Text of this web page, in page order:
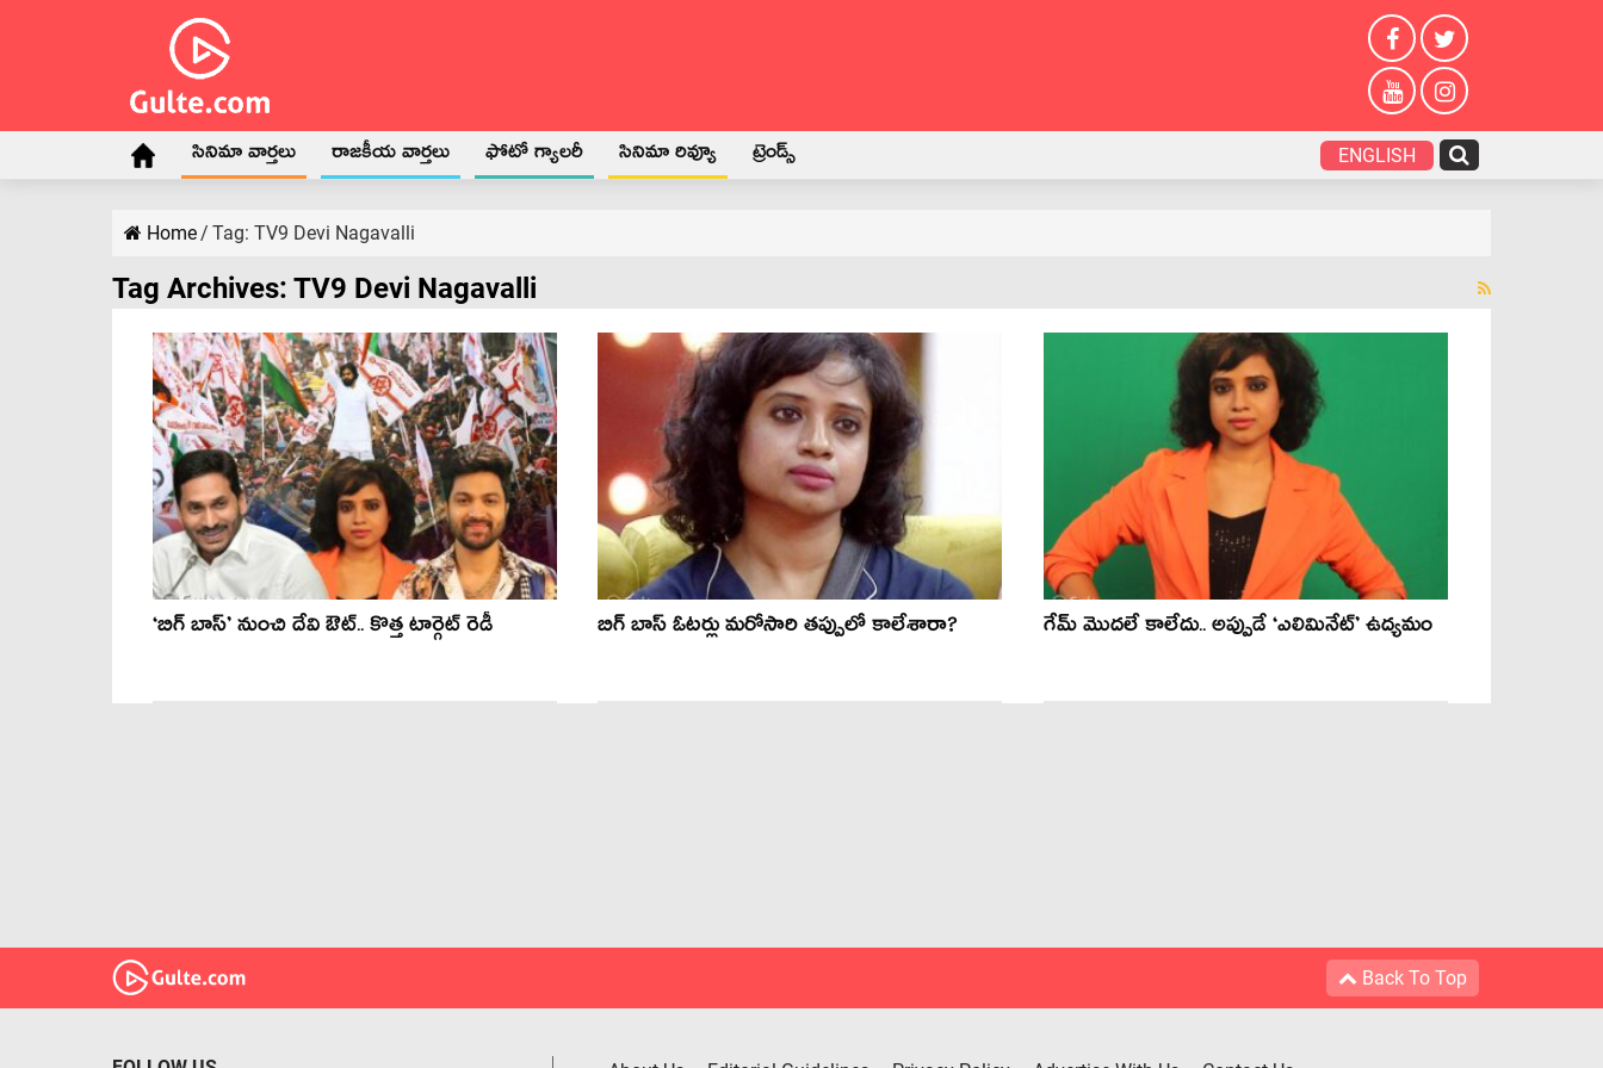
సినిమా వార్తలు రాజకీయ వార్తలు ఫోటో గ్యాలరీ సినిమా రివ్యూ ట్రెండ్స్ ENGLISH
Home/ Tag: TV9 Devi Nagavalli
Tag Archives: TV9 Devi Nagavalli
‘బిగ్ బాస్’ నుంచి దేవి ఔట్.. కొత్త టార్గెట్ రెడీ బిగ్ బాస్ ఓటర్లు మరోసారి తప్పులో కాలేశారా? గేమ్ మొదలే కాలేదు.. అప్పుడే ‘ఎలిమినేట్’ ఉద్యమం
Back To Top